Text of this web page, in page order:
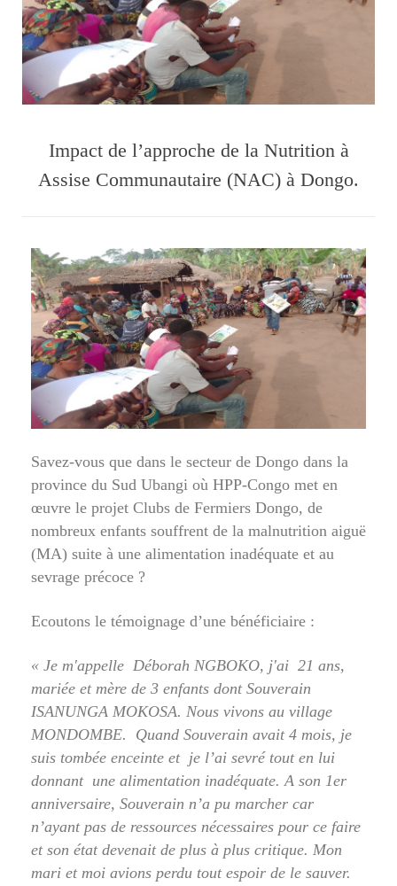
Impact de l’approche de la Nutrition à
Assise Communautaire (NAC) à Dongo.
Savez-vous que dans le secteur de Dongo dans la
province du Sud Ubangi où HPP-Congo met en
œuvre le projet Clubs de Fermiers Dongo, de
nombreux enfants souffrent de la malnutrition aiguë
(MA) suite à une alimentation inadéquate et au
sevrage précoce ?
Ecoutons le témoignage d’une bénéficiaire :
« Je m'appelle Déborah NGBOKO, j'ai 21 ans,
mariée et mère de 3 enfants dont Souverain
ISANUNGA MOKOSA. Nous vivons au village
MONDOMBE. Quand Souverain avait 4 mois, je
suis tombée enceinte et je l’ai sevré tout en lui
donnant une alimentation inadéquate. A son 1er
anniversaire, Souverain n’a pu marcher car
n’ayant pas de ressources nécessaires pour ce faire
et son état devenait de plus à plus critique. Mon
mari et moi avions perdu tout espoir de le sauver.